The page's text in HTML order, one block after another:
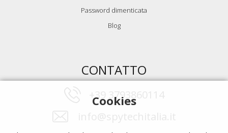
Password dimenticata
Blog
CONTATTO
+39 3793860114
Cookies